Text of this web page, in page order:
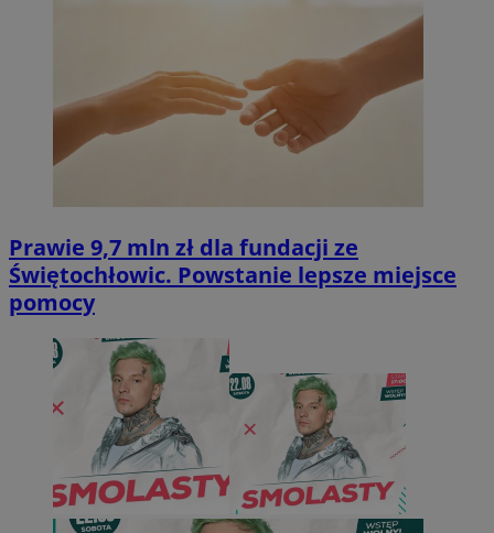
Prawie 9,7 mln zł dla fundacji ze
Świętochłowic. Powstanie lepsze miejsce
pomocy